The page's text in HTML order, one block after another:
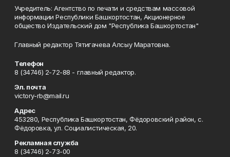
Учредитель: Агентство по печати и средствам массовой
информации Республики Башкортостан, Акционерное
общество Издательский дом "Республика Башкортостан"
Главный редактор Тятигачева Алсыу Маратовна.
Телефон
8 (34746) 2-72-88 - главный редактор.
Эл. почта
victory-rb@mail.ru
Адрес
453280, Республика Башкортостан, Фёдоровский район, с.
Фёдоровка, ул. Социалистическая, 20.
Рекламная служба
8 (34746) 2-73-00